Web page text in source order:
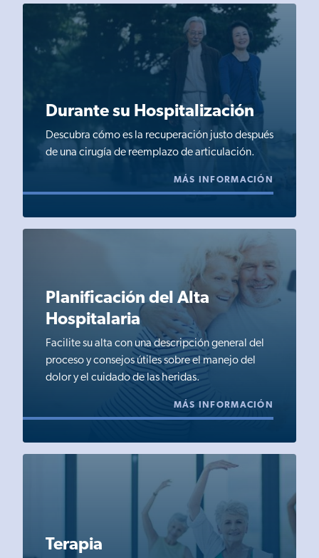
Durante su Hospitalización
Descubra cómo es la recuperación justo después
de una cirugía de reemplazo de articulación.
MÁS INFORMACIÓN
Planificación del Alta
Hospitalaria
Facilite su alta con una descripción general del
proceso y consejos útiles sobre el manejo del
dolor y el cuidado de las heridas.
MÁS INFORMACIÓN
Terapia